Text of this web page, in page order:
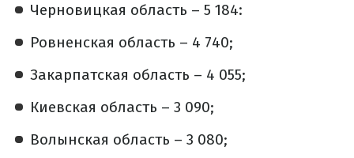
Черновицкая область – 5 184:
Ровненская область – 4 740;
Закарпатская область – 4 055;
Киевская область – 3 090;
Волынская область – 3 080;